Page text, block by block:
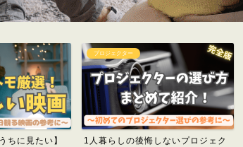
ちに見たい】
プロジェクター
1人暮らしの後悔しないプロジェク